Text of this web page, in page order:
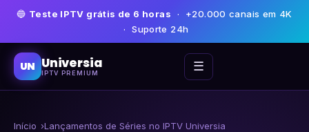
🔵 Teste IPTV grátis de 6 horas · +20.000 canais em 4K
· Suporte 24h
UN Universia
IPTV PREMIUM ☰
Início Lançamentos de Séries no IPTV Universia